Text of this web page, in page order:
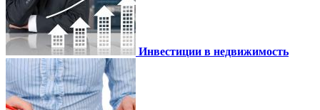
Инвестиции в недвижимость